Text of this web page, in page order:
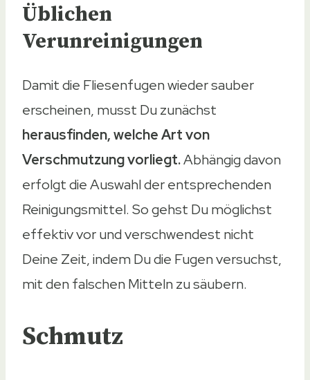
Üblichen
Verunreinigungen
Damit die Fliesenfugen wieder sauber
erscheinen, musst Du zunächst
herausfinden, welche Art von
Verschmutzung vorliegt.Abhängig davon
erfolgt die Auswahl der entsprechenden
Reinigungsmittel. So gehst Du möglichst
effektiv vor und verschwendest nicht
Deine Zeit, indem Du die Fugen versuchst,
mit den falschen Mitteln zu säubern.
Schmutz